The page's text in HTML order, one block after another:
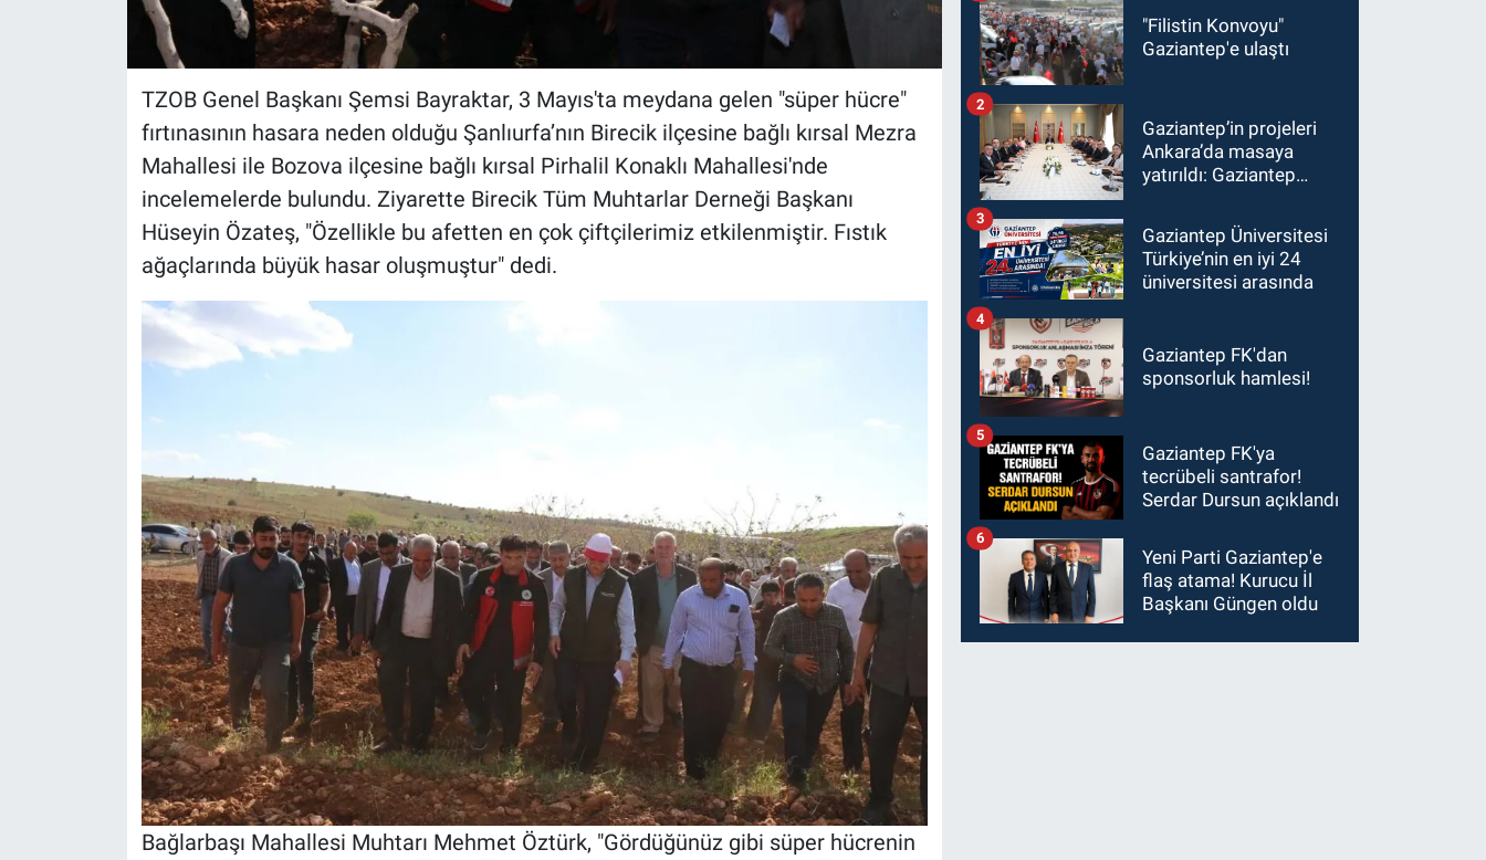
TZOB Genel Başkanı Şemsi Bayraktar, 3 Mayıs'ta meydana gelen "süper hücre"
fırtınasının hasara neden olduğu Şanlıurfa’nın Birecik ilçesine bağlı kırsal Mezra
Mahallesi ile Bozova ilçesine bağlı kırsal Pirhalil Konaklı Mahallesi'nde
incelemelerde bulundu. Ziyarette Birecik Tüm Muhtarlar Derneği Başkanı
Hüseyin Özateş, "Özellikle bu afetten en çok çiftçilerimiz etkilenmiştir. Fıstık
ağaçlarında büyük hasar oluşmuştur" dedi.
Bağlarbaşı Mahallesi Muhtarı Mehmet Öztürk, "Gördüğünüz gibi süper hücrenin
"Filistin Konvoyu"
Gaziantep'e ulaştı
Gaziantep’in projeleri
Ankara’da masaya
yatırıldı: Gaziantep
Şimşek’e ziyaret!
2
Gaziantep Üniversitesi
Türkiye’nin en iyi 24
üniversitesi arasında
3
Gaziantep FK'dan
sponsorluk hamlesi!
4
Gaziantep FK'ya
tecrübeli santrafor!
Serdar Dursun açıklandı
5
Yeni Parti Gaziantep'e
flaş atama! Kurucu İl
Başkanı Güngen oldu
6